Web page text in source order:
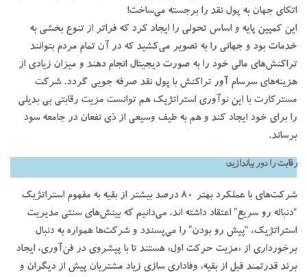
اتکای جهان به پول نقد را برجسته می‌ساخت!
این کمپین پایه و اساس تحولی را ایجاد کرد که فراتر از تنوع بخشی به
خدمات بود و جهانی را به تصویر می‌کشید که در آن تمام ‌مردم بتوانند
تراکنش‌های مالی خود را به صورت دیجیتال انجام دهند و میزان زیادی از
هزینه‌های سرسام آور تراکنش با پول نقد صرفه جویی گردد. شرکت
مسترکارت با این نوآوری استراتژیک هم توانست مزیت رقابتی بی بدیلی
را برای خود ایجاد کند و هم به طیف وسیعی از ذی نفعان در جامعه سود
برساند.
رقابت را دور بیاندازید:
شرکت‌های با عملکرد بهتر 80 درصد بیشتر از بقیه به مفهوم استراتژیک
“دنباله رو سریع” اعتقاد داشته اند، می‌دانیم که بینش‌های سنتی مدیریت
استراتژیک، “پیش رو بودن” را می‌پسندد و شرکت‌ها همواره به دنبال
برخورداری از «مزیت حرکت اول» هستند تا با پیشروی در فن‌آوری، ایجاد
برند قدرتمند قبل از بقیه، وفاداری سازی زیاد مشتریان پیش از دیگران و